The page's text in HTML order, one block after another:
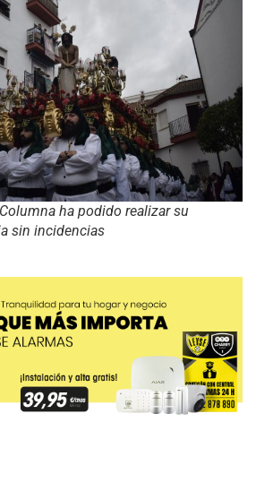
ha podido realizar su
sin incidencias